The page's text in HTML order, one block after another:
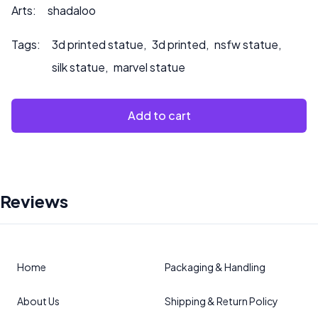
Arts: shadaloo
Tags: 3d printed statue, 3d printed, nsfw statue,
silk statue, marvel statue
Add to cart
Reviews
Home
About Us
Packaging & Handling
Shipping & Return Policy